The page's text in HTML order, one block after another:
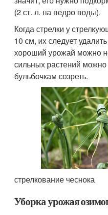
(2 ст. л. на ведро воды).
Когда стрелки у
10 см, их следует
хороший урожай можно
сильных растений можно
бульбочкам созреть.
стрелкование чеснока
Уборка урожая